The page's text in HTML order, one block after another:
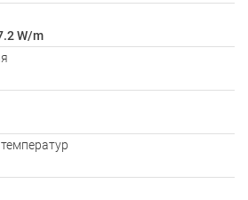
W/m